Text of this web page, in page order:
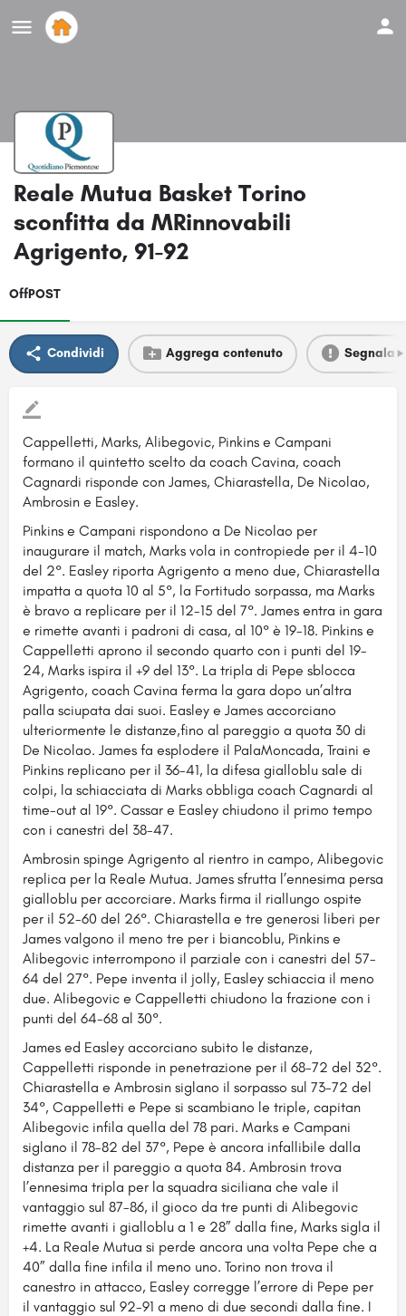
Reale Mutua Basket Torino
sconfitta da MRinnovabili
Agrigento, 91-92
OffPOST
Condividi Aggrega contenuto Segnala
Cappelletti, Marks, Alibegovic, Pinkins e Campani
formano il quintetto scelto da coach Cavina, coach
Cagnardi risponde con James, Chiarastella, De Nicolao,
Ambrosin e Easley.
Pinkins e Campani rispondono a De Nicolao per
inaugurare il match, Marks vola in contropiede per il 4-10
del 2°. Easley riporta Agrigento a meno due, Chiarastella
impatta a quota 10 al 5°, la Fortitudo sorpassa, ma Marks
è bravo a replicare per il 12-15 del 7°. James entra in gara
e rimette avanti i padroni di casa, al 10° è 19-18. Pinkins e
Cappelletti aprono il secondo quarto con i punti del 19-
24, Marks ispira il +9 del 13°. La tripla di Pepe sblocca
Agrigento, coach Cavina ferma la gara dopo un’altra
palla sciupata dai suoi. Easley e James accorciano
ulteriormente le distanze,fino al pareggio a quota 30 di
De Nicolao. James fa esplodere il PalaMoncada, Traini e
Pinkins replicano per il 36-41, la difesa gialloblu sale di
colpi, la schiacciata di Marks obbliga coach Cagnardi al
time-out al 19°. Cassar e Easley chiudono il primo tempo
con i canestri del 38-47.
Ambrosin spinge Agrigento al rientro in campo, Alibegovic
replica per la Reale Mutua. James sfrutta l’ennesima persa
gialloblu per accorciare. Marks firma il riallungo ospite
per il 52-60 del 26°. Chiarastella e tre generosi liberi per
James valgono il meno tre per i biancoblu, Pinkins e
Alibegovic interrompono il parziale con i canestri del 57-
64 del 27°. Pepe inventa il jolly, Easley schiaccia il meno
due. Alibegovic e Cappelletti chiudono la frazione con i
punti del 64-68 al 30°.
James ed Easley accorciano subito le distanze,
Cappelletti risponde in penetrazione per il 68-72 del 32°.
Chiarastella e Ambrosin siglano il sorpasso sul 73-72 del
34°, Cappelletti e Pepe si scambiano le triple, capitan
Alibegovic infila quella del 78 pari. Marks e Campani
siglano il 78-82 del 37°, Pepe è ancora infallibile dalla
distanza per il pareggio a quota 84. Ambrosin trova
l’ennesima tripla per la squadra siciliana che vale il
vantaggio sul 87-86, il gioco da tre punti di Alibegovic
rimette avanti i gialloblu a 1 e 28” dalla fine, Marks sigla il
+4. La Reale Mutua si perde ancora una volta Pepe che a
40” dalla fine infila il meno uno. Torino non trova il
canestro in attacco, Easley corregge l’errore di Pepe per
il vantaggio sul 92-91 a meno di due secondi dalla fine. I